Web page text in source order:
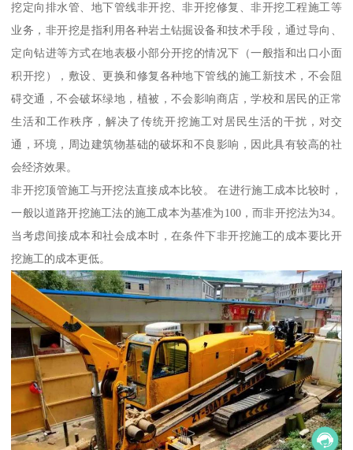
挖定向排水管、地下管线非开挖、非开挖修复、非开挖工程施工等
业务，非开挖是指利用各种岩土钻掘设备和技术手段，通过导向、
定向钻进等方式在地表极小部分开挖的情况下（一般指和出口小面
积开挖），敷设、更换和修复各种地下管线的施工新技术，不会阻
碍交通，不会破坏绿地，植被，不会影响商店，学校和居民的正常
生活和工作秩序，解决了传统开挖施工对居民生活的干扰，对交
通，环境，周边建筑物基础的破坏和不良影响，因此具有较高的社
会经济效果。
非开挖顶管施工与开挖法直接成本比较。 在进行施工成本比较时，
一般以道路开挖施工法的施工成本为基准为100，而非开挖法为34。
当考虑间接成本和社会成本时，在条件下非开挖施工的成本要比开
挖施工的成本更低。